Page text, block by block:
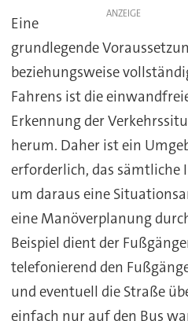
ANZEIGE
Eine
grundlegende
beziehungsweise
Fahrens ist die
Erkennung der
herum. Daher ist ein
erforderlich, das
um daraus eine
eine Manöverplanung
Beispiel dient der
telefonierend den
und eventuell die Straße
einfach nur auf den Bus